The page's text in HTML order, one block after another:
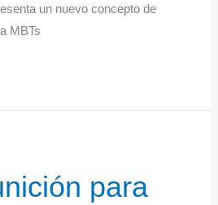
un nuevo concepto de
MBTs
para